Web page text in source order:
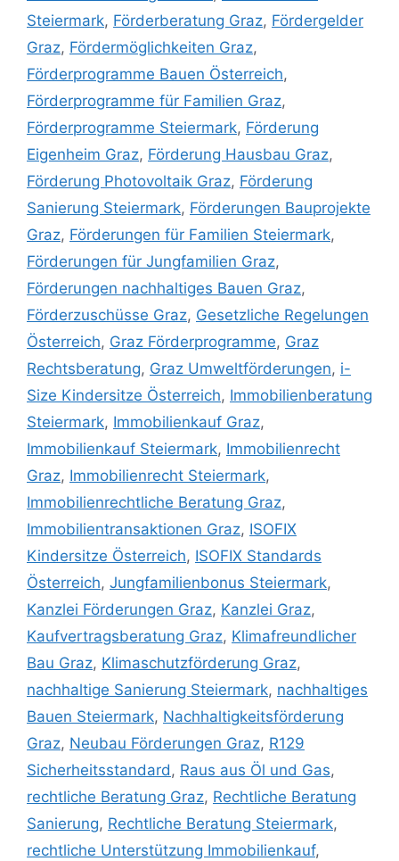
Steiermark, Förderberatung Graz, Fördergelder
Graz, Fördermöglichkeiten Graz,
Förderprogramme Bauen Österreich,
Förderprogramme für Familien Graz,
Förderprogramme Steiermark, Förderung
Eigenheim Graz, Förderung Hausbau Graz,
Förderung Photovoltaik Graz, Förderung
Sanierung Steiermark, Förderungen Bauprojekte
Graz, Förderungen für Familien Steiermark,
Förderungen für Jungfamilien Graz,
Förderungen nachhaltiges Bauen Graz,
Förderzuschüsse Graz, Gesetzliche Regelungen
Österreich, Graz Förderprogramme, Graz
Rechtsberatung, Graz Umweltförderungen, i-
Size Kindersitze Österreich, Immobilienberatung
Steiermark, Immobilienkauf Graz,
Immobilienkauf Steiermark, Immobilienrecht
Graz, Immobilienrecht Steiermark,
Immobilienrechtliche Beratung Graz,
Immobilientransaktionen Graz, ISOFIX
Kindersitze Österreich, ISOFIX Standards
Österreich, Jungfamilienbonus Steiermark,
Kanzlei Förderungen Graz, Kanzlei Graz,
Kaufvertragsberatung Graz, Klimafreundlicher
Bau Graz, Klimaschutzförderung Graz,
nachhaltige Sanierung Steiermark, nachhaltiges
Bauen Steiermark, Nachhaltigkeitsförderung
Graz, Neubau Förderungen Graz, R129
Sicherheitsstandard, Raus aus Öl und Gas,
rechtliche Beratung Graz, Rechtliche Beratung
Sanierung, Rechtliche Beratung Steiermark,
rechtliche Unterstützung Immobilienkauf,